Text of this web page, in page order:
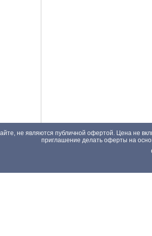
не являются публичной офертой. Цена не
приглашение делать оферты на